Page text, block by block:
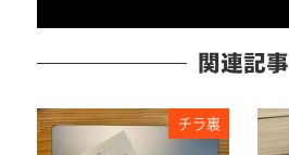
関連記事
チラ裏